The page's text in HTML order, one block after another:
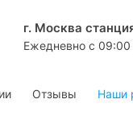
г. Москва
Ежедневно с 09:00
Отзывы Наши